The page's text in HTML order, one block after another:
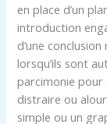
en place d’un
introduction
d’une
lorsqu’ils sont
parcimonie
distraire ou
simple ou un